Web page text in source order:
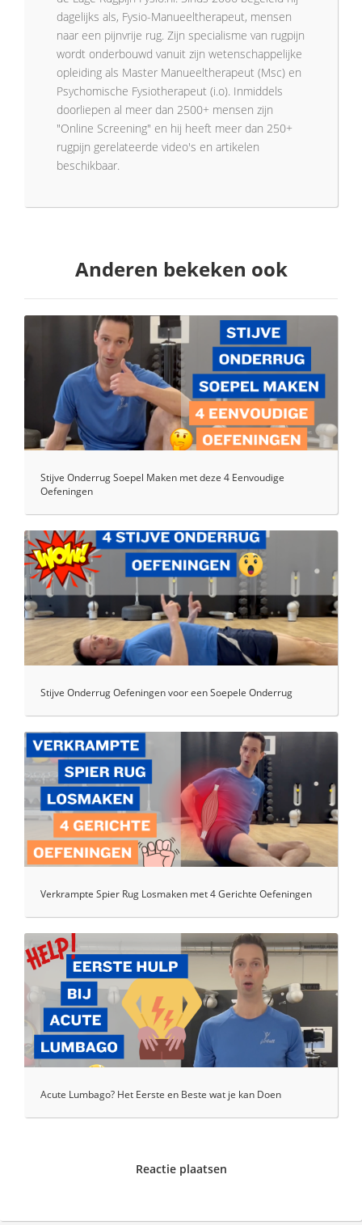
dagelijks als, Fysio-Manueeltherapeut, mensen
naar een pijnvrije rug. Zijn specialisme van rugpijn
wordt onderbouwd vanuit zijn wetenschappelijke
opleiding als Master Manueeltherapeut (Msc) en
Psychomische Fysiotherapeut (i.o). Inmiddels
doorliepen al meer dan 2500+ mensen zijn
"Online Screening" en hij heeft meer dan 250+
rugpijn gerelateerde video's en artikelen
beschikbaar.
Anderen bekeken ook
Stijve Onderrug Soepel Maken met deze 4 Eenvoudige
Oefeningen
Stijve Onderrug Oefeningen voor een Soepele Onderrug
Verkrampte Spier Rug Losmaken met 4 Gerichte Oefeningen
Acute Lumbago? Het Eerste en Beste wat je kan Doen
Reactie plaatsen